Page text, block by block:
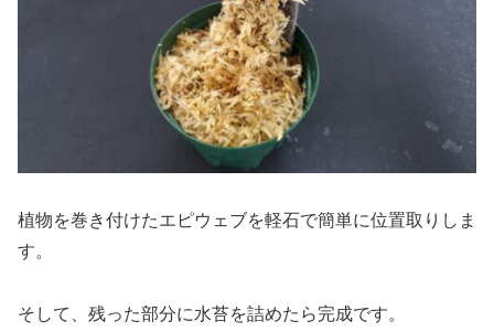
植物を巻き付けたエピウェブを軽石で簡単に位置取りしま
す。
そして、残った部分に水苔を詰めたら完成です。